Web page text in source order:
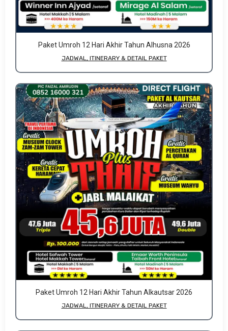
Paket Umroh 12 Hari Akhir Tahun Alhusna 2026
JADWAL, ITINERARY & DETAIL PAKET
Paket Umroh 12 Hari Akhir Tahun Alkautsar 2026
JADWAL, ITINERARY & DETAIL PAKET